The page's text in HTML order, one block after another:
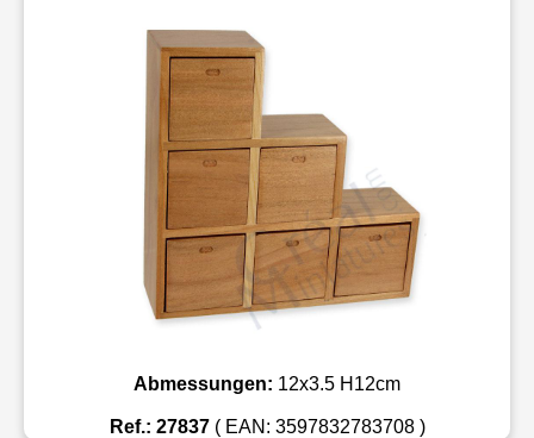
Abmessungen: 12x3.5 H12cm
Ref.: 27837( EAN: 3597832783708 )